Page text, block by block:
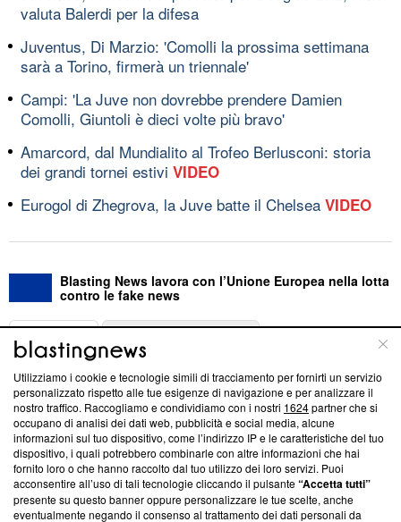
valuta Balerdi per la difesa
Juventus, Di Marzio: 'Comolli la prossima settimana
sarà a Torino, firmerà un triennale'
Campi: 'La Juve non dovrebbe prendere Damien
Comolli, Giuntoli è dieci volte più bravo'
Amarcord, dal Mundialito al Trofeo Berlusconi: storia
dei grandi tornei estivi VIDEO
Eurogol di Zhegrova, la Juve batte il Chelsea VIDEO
Blasting News lavora con l’Unione Europea nella lotta
contro le fake news
ABOUT
Questa sezione offre informazioni trasparenti su Blasting
News, sui nostri processi editoriali e su come ci impegniamo a
creare news di qualità. Inoltre, afferma la nostra aderenza a
‘Trust Project - News with Integrity’Blasting News non è
ancora membro del programma, ma ha richiesto di farne
parte; Trust Project non ha ancora effettuato una verifica di
conformità agli standard.
Utilizziamo i cookie e tecnologie simili di tracciamento per fornirti un servizio
personalizzato rispetto alle tue esigenze di navigazione e per analizzare il
nostro traffico. Raccogliamo e condividiamo con i nostri 1624partner che si
occupano di analisi dei dati web, pubblicità e social media, alcune
informazioni sul tuo dispositivo, come l’indirizzo IP e le caratteristiche del tuo
dispositivo, i quali potrebbero combinarle con altre informazioni che hai
fornito loro o che hanno raccolto dal tuo utilizzo dei loro servizi. Puoi
acconsentire all’uso di tali tecnologie cliccando il pulsante“Accetta tutti”
presente su questo banner oppure personalizzare le tue scelte, anche
eventualmente negando il consenso al trattamento dei dati personali da